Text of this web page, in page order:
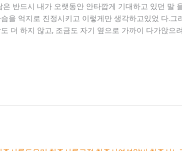
은 반드시 내가 오랫동안 안타깝게 기대하고 있던 말
을 억지로 진정시키고 이렇게만 생각하고있었 다.그
더 하지 않고, 조금도 자기 옆으로 가까이 다가앉으